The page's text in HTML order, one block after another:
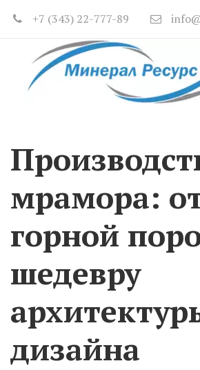
+7 (343) 22-777-89
мрамора:
горной
шедевру
дизайна